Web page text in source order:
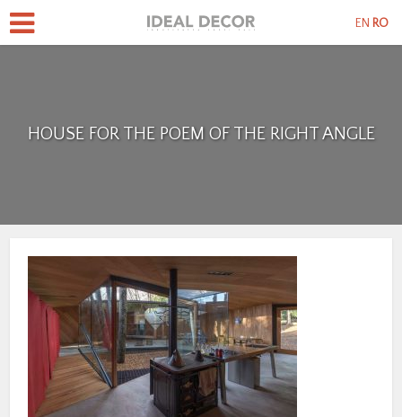
HOUSE FOR THE POEM OF THE RIGHT ANGLE
EN RO